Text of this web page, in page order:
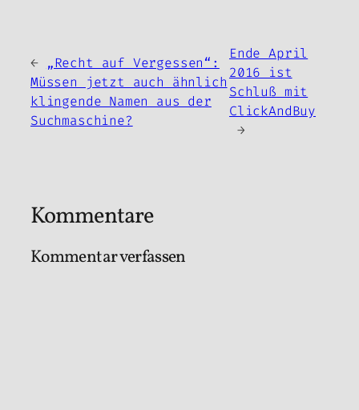
← „Recht auf Vergessen“:
Müssen jetzt auch ähnlich
klingende Namen aus der
Suchmaschine?
Ende April
2016 ist
Schluß mit
ClickAndBuy
→
Kommentare
Kommentar verfassen